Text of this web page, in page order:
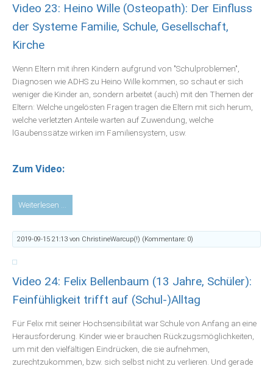
und
Schulgründerin):
Selbstbestimmtes
auch
in
Kindergarten
und
Schule
Video 23: Heino Wille (Osteopath): Der Einfluss
der Systeme Familie, Schule, Gesellschaft,
Kirche
Wenn Eltern mit ihren Kindern aufgrund von "Schulproblemen",
Diagnosen wie ADHS zu Heino Wille kommen, so schaut er sich
weniger die Kinder an, sondern arbeitet (auch) mit den Themen der
Eltern: Welche ungelösten Fragen tragen die Eltern mit sich herum,
welche verletzten Anteile warten auf Zuwendung, welche
lGaubenssätze wirken im Familiensystem, usw.
Zum Video:
Weiterlesen …
23:
Heino
Wille
Einfluss
der
Systeme
Familie,
Schule,
Gesellschaft,
Kirche
2019-09-15 21:13 von ChristineWarcup(!) (Kommentare: 0)
Video 24: Felix Bellenbaum (13 Jahre, Schüler):
Feinfühligkeit trifft auf (Schul-)Alltag
Für Felix mit seiner Hochsensibilität war Schule von Anfang an eine
Herausforderung. Kinder wie er brauchen Rückzugsmöglichkeiten,
um mit den vielfältigen Eindrücken, die sie aufnehmen,
zurechtzukommen, bzw. sich selbst nicht zu verlieren. Und gerade